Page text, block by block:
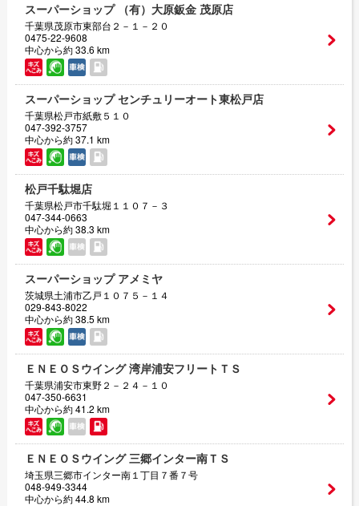
スーパーショップ （有）大原鈑金 茂原店
千葉県茂原市東部台２－１－２０
0475-22-9608
中心から約 33.6 km
スーパーショップ センチュリーオート東松戸店
千葉県松戸市紙敷５１０
047-392-3757
中心から約 37.1 km
松戸千駄堀店
千葉県松戸市千駄堀１１０７－３
047-344-0663
中心から約 38.3 km
スーパーショップ アメミヤ
茨城県土浦市乙戸１０７５－１４
029-843-8022
中心から約 38.5 km
ＥＮＥＯＳウイング 湾岸浦安フリートＴＳ
千葉県浦安市東野２－２４－１０
047-350-6631
中心から約 41.2 km
ＥＮＥＯＳウイング 三郷インター南ＴＳ
埼玉県三郷市インター南１丁目７番７号
048-949-3344
中心から約 44.8 km